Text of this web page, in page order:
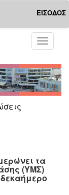
ΕΙΣΟΔΟΣ
Toggle
τα
(ΥΜΣ)